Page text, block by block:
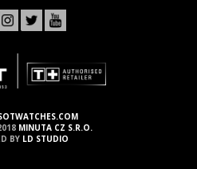
MINUTA CZ S.R.O.
BY LD STUDIO